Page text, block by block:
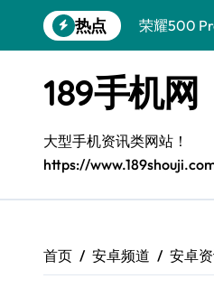
到
热点
荣耀500
vivo S50
OPPO
手机代购揭
OPPO
三星
189手机网
大型手机资讯类网站！
https://
首页 安卓频道 安卓